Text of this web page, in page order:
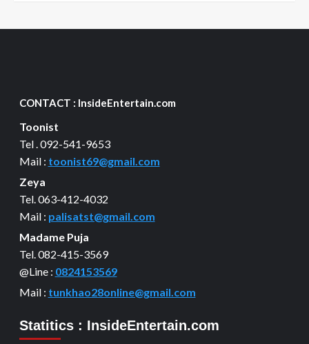
CONTACT : InsideEntertain.com
Toonist
Tel . 092-541-9653
Mail : toonist69@gmail.com
Zeya
Tel. 063-412-4032
Mail : palisatst@gmail.com
Madame Puja
Tel. 082-415-3569
@Line : 0824153569
Mail : tunkhao28online@gmail.com
Statitics : InsideEntertain.com